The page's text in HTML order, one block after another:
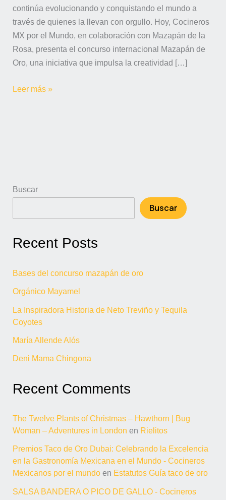
continúa evolucionando y conquistando el mundo a
través de quienes la llevan con orgullo. Hoy, Cocineros
MX por el Mundo, en colaboración con Mazapán de la
Rosa, presenta el concurso internacional Mazapán de
Oro, una iniciativa que impulsa la creatividad […]
Leer más »
Buscar
Buscar
Recent Posts
Bases del concurso mazapán de oro
Orgánico Mayamel
La Inspiradora Historia de Neto Treviño y Tequila
Coyotes
María Allende Alós
Deni Mama Chingona
Recent Comments
The Twelve Plants of Christmas – Hawthorn | Bug
Woman – Adventures in London en Rielitos
Premios Taco de Oro Dubai: Celebrando la Excelencia
en la Gastronomía Mexicana en el Mundo - Cocineros
Mexicanos por el mundo en Estatutos Guía taco de oro
SALSA BANDERA O PICO DE GALLO - Cocineros